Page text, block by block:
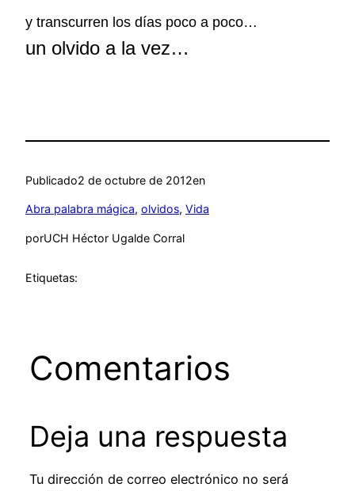
y transcurren los días poco a poco…
un olvido a la vez…
Publicado2 de octubre de 2012en
Abra palabra mágica, olvidos, Vida
porUCH Héctor Ugalde Corral
Etiquetas:
Comentarios
Deja una respuesta
Tu dirección de correo electrónico no será